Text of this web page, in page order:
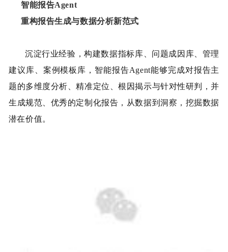
智能报告Agent
重构报告生成与数据分析新范式
沉淀行业经验，构建数据指标库、问题成因库、管理
建议库、案例模板库，智能报告Agent能够完成对报告主
题的多维度分析、精准定位、根因揭示与针对性研判，并
生成规范、优秀的定制化报告，从数据到洞察，挖掘数据
潜在价值。